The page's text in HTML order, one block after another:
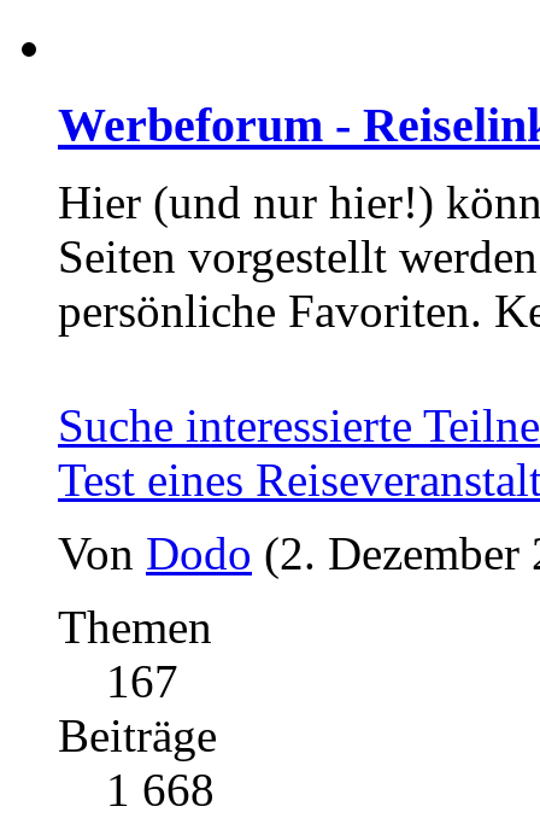
Werbeforum -
Hier (und nur hier!)
Seiten vorgestellt
persönliche Favoriten.
Suche interessierte
Test eines
Von Dodo (2.
Themen
167
Beiträge
1 668